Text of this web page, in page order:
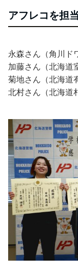
アフレコを担
永森さん（角川ド
加藤さん（北海道
菊地さん（北海道
北村さん（北海道